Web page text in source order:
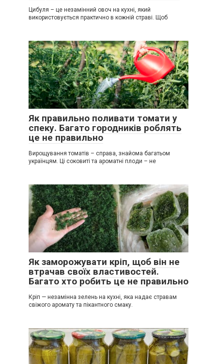
Цибуля – це незамінний овоч на кухні, який
використовується практично в кожній страві. Щоб
Як правильно поливати томати у
спеку. Багато городників роблять
це не правильно
Вирощування томатів – справа, знайома багатьом
українцям. Ці соковиті та ароматні плоди – не
Як заморожувати кріп, щоб він не
втрачав своїх властивостей.
Багато хто робить це не правильно
Кріп — незамінна зелень на кухні, яка надає стравам
свіжого аромату та пікантного смаку.